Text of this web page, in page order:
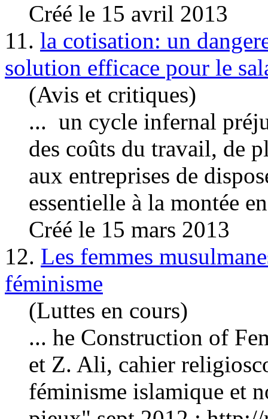
Créé le 15 avril 2013
11. la cotisation: un
solution efficace pour le
(Avis et critiques)
... un cycle infernal
des coûts du travail, de
aux entreprises de
essentielle à la montée
Créé le 15 mars 2013
12. Les femmes
féminisme
(Luttes en cours)
... he Construction of
et Z. Ali, cahier
féminisme islamique et